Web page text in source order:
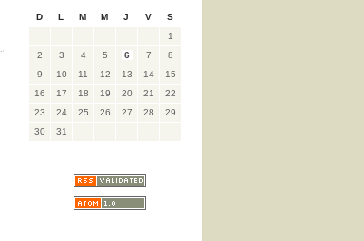
D L M M J V
S
1
2
3 4 5 6 7
8
9
10 11 12 13 14
15
16
17 18 19 20 21
22
23
24 25 26 27 28
29
30
31